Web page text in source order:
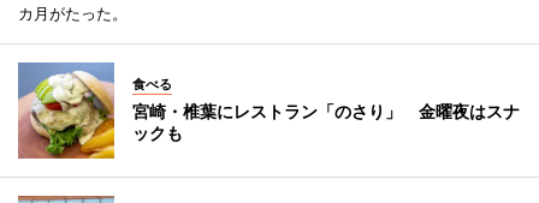
カ月がたった。
食べる
宮崎・椎葉にレストラン「のさり」 金曜夜はスナ
ックも